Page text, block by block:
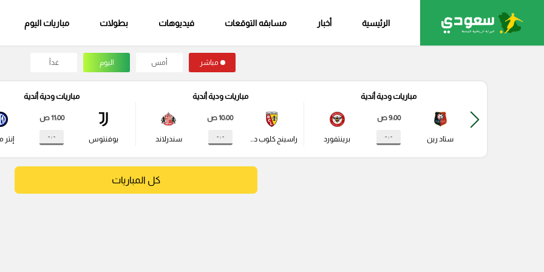
الرئيسية أخبار مسابقه التوقعات فيديوهات بطولات مباريات اليوم
مباشر أمس اليوم غداً
مباريات ودية أندية
ستاد رين
9:00 ص
- : - برينتفورد
مباريات ودية أندية
راسينج كلوب دي لانس
10:00 ص
- : - سندرلاند
مباريات ودية أندية
يوفنتوس
11:00 ص
- : - إنتر
كل المباريات